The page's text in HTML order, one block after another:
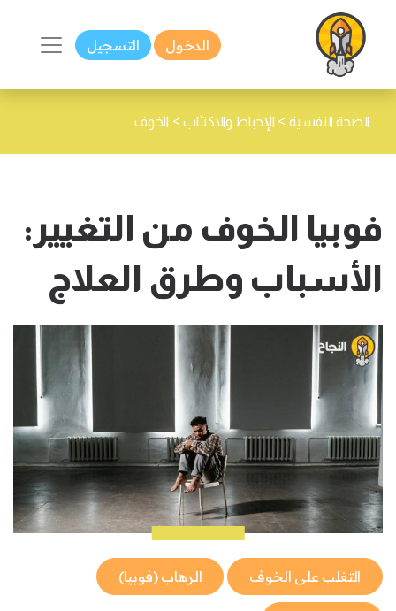
الدخول التسجيل
الصحة النفسية > الإحباط والاكتئاب > الخوف
فوبيا الخوف من التغيير:
الأسباب وطرق العلاج
التغلب على الخوف الرهاب (فوبيا)